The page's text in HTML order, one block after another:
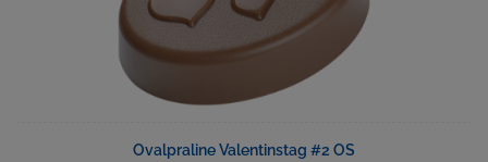
Ovalpraline Valentinstag #2 OS